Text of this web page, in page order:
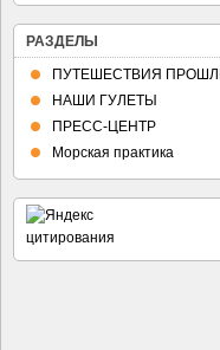
РАЗДЕЛЫ
ПУТЕШЕСТВИЯ
НАШИ ГУЛЕТЫ
ПРЕСС-ЦЕНТР
Морская практика